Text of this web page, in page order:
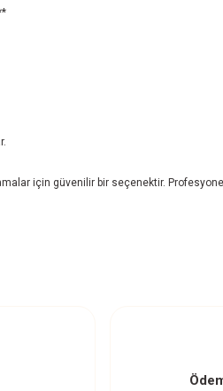
için güvenilir bir seçenektir.